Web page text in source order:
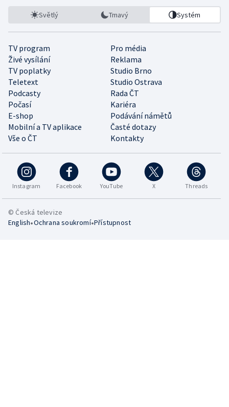
Světlý Tmavý Systém
TV program
Pro média
Živé vysílání
Reklama
TV poplatky
Studio Brno
Teletext
Studio Ostrava
Podcasty
Rada ČT
Počasí
Kariéra
E-shop
Podávání námětů
Mobilní a TV aplikace
Časté dotazy
Vše o ČT
Kontakty
Instagram Facebook YouTube X Threads
© Česká televize
English•Ochrana soukromí•Přístupnost